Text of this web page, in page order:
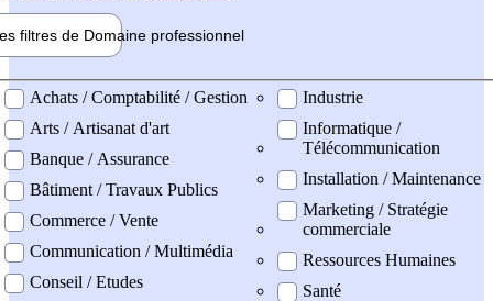
filtres de Domaine professionnel
professionel
Achats / Comptabilité / Gestion
Arts / Artisanat d'art
Banque / Assurance
Bâtiment / Travaux Publics
Commerce / Vente
Communication / Multimédia
Conseil / Etudes
Industrie
Informatique /
Télécommunication
Installation / Maintenance
Marketing / Stratégie
commerciale
Ressources Humaines
Santé